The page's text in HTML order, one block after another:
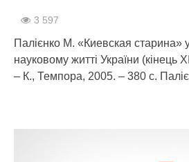
3 597
Палієнко М. «Киевская старина»
науковому житті України (кінець
– К., Темпора, 2005. – 380 с.